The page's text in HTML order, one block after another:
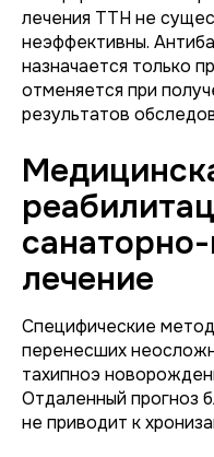
лечения ТТН не
неэффективны.
назначается только
отменяется при
результатов
лечение
Специфические
перенесших
тахипноэ
Отдаленный прогноз
не приводит к